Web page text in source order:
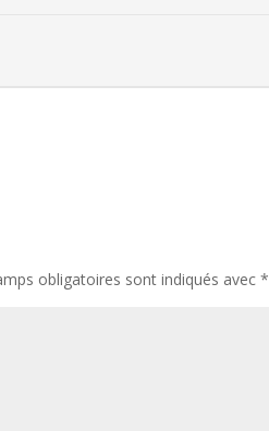
obligatoires sont indiqués avec*